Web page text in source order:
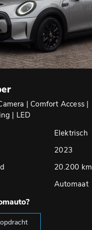
| Comfort Access |
| LED
Elektrisch
2023
20.200 km
Automaat